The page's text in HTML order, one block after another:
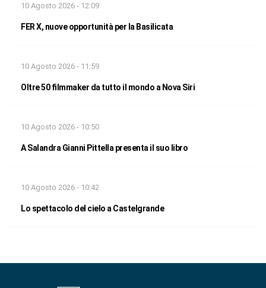
10 Agosto 2026 - 12:09
FER X, nuove opportunità per la Basilicata
10 Agosto 2026 - 11:59
Oltre 50 filmmaker da tutto il mondo a Nova Siri
10 Agosto 2026 - 10:50
A Salandra Gianni Pittella presenta il suo libro
10 Agosto 2026 - 10:42
Lo spettacolo del cielo a Castelgrande